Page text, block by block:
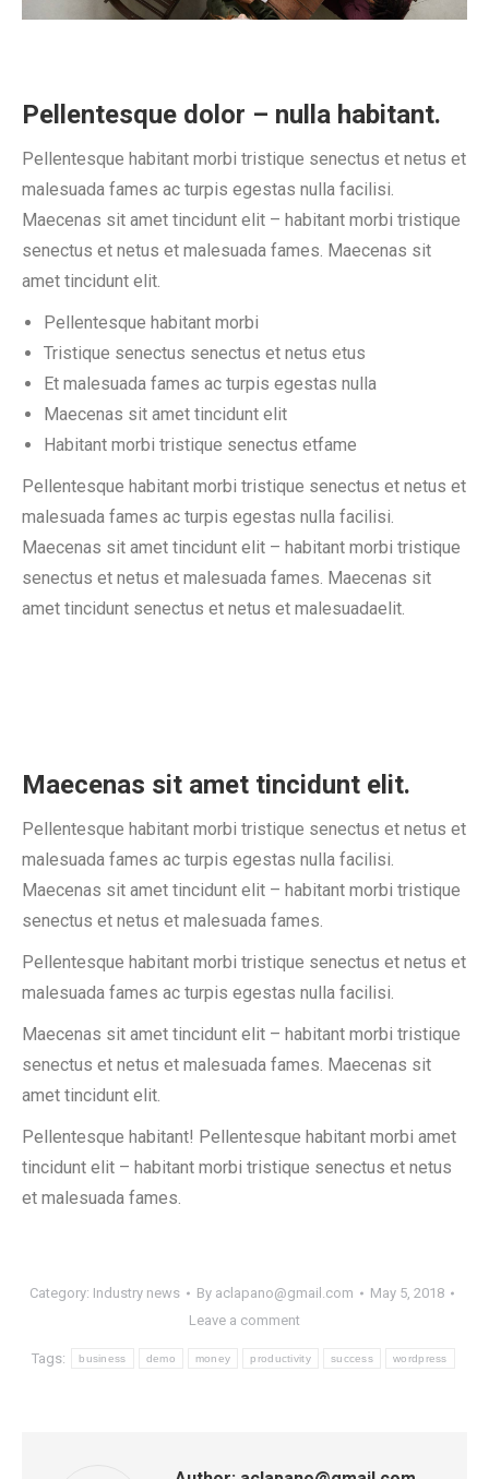
Pellentesque dolor – nulla habitant.
Pellentesque habitant morbi tristique senectus et netus et
malesuada fames ac turpis egestas nulla facilisi.
Maecenas sit amet tincidunt elit – habitant morbi tristique
senectus et netus et malesuada fames. Maecenas sit
amet tincidunt elit.
Pellentesque habitant morbi
Tristique senectus senectus et netus etus
Et malesuada fames ac turpis egestas nulla
Maecenas sit amet tincidunt elit
Habitant morbi tristique senectus etfame
Pellentesque habitant morbi tristique senectus et netus et
malesuada fames ac turpis egestas nulla facilisi.
Maecenas sit amet tincidunt elit – habitant morbi tristique
senectus et netus et malesuada fames. Maecenas sit
amet tincidunt senectus et netus et malesuadaelit.
Maecenas sit amet tincidunt elit.
Pellentesque habitant morbi tristique senectus et netus et
malesuada fames ac turpis egestas nulla facilisi.
Maecenas sit amet tincidunt elit – habitant morbi tristique
senectus et netus et malesuada fames.
Pellentesque habitant morbi tristique senectus et netus et
malesuada fames ac turpis egestas nulla facilisi.
Maecenas sit amet tincidunt elit – habitant morbi tristique
senectus et netus et malesuada fames. Maecenas sit
amet tincidunt elit.
Pellentesque habitant! Pellentesque habitant morbi amet
tincidunt elit – habitant morbi tristique senectus et netus
et malesuada fames.
Category: Industry news By aclapano@gmail.com
May 5, 2018
Leave a comment
Tags: business demo money productivity success wordpress